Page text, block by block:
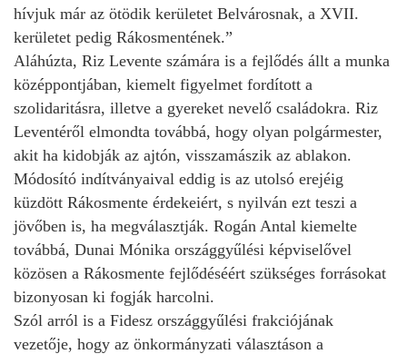
hívjuk már az ötödik kerületet Belvárosnak, a XVII.
kerületet pedig Rákosmentének.”
Aláhúzta, Riz Levente számára is a fejlődés állt a munka
középpontjában, kiemelt figyelmet fordított a
szolidaritásra, illetve a gyereket nevelő családokra. Riz
Leventéről elmondta továbbá, hogy olyan polgármester,
akit ha kidobják az ajtón, visszamászik az ablakon.
Módosító indítványaival eddig is az utolsó erejéig
küzdött Rákosmente érdekeiért, s nyilván ezt teszi a
jövőben is, ha megválasztják. Rogán Antal kiemelte
továbbá, Dunai Mónika országgyűlési képviselővel
közösen a Rákosmente fejlődéséért szükséges forrásokat
bizonyosan ki fogják harcolni.
Szól arról is a Fidesz országgyűlési frakciójának
vezetője, hogy az önkormányzati választáson a